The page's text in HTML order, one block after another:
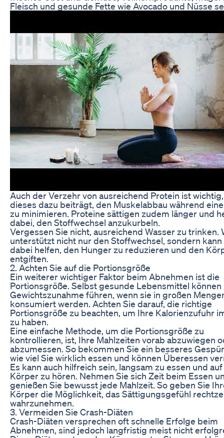
Fleisch und gesunde Fette wie Avocado und Nüsse
Auch der Verzehr von ausreichend Protein ist
dieses dazu beiträgt, den Muskelabbau während
zu minimieren. Proteine sättigen zudem länger und
dabei, den Stoffwechsel anzukurbeln.
Vergessen Sie nicht, ausreichend Wasser zu trinken.
unterstützt nicht nur den Stoffwechsel, sondern kann
dabei helfen, den Hunger zu reduzieren und den
entgiften.
2. Achten Sie auf die Portionsgröße
Ein weiterer wichtiger Faktor beim Abnehmen ist die
Portionsgröße. Selbst gesunde Lebensmittel können
Gewichtszunahme führen, wenn sie in großen
konsumiert werden. Achten Sie darauf, die richtige
Portionsgröße zu beachten, um Ihre Kalorienzufuhr
zu haben.
Eine einfache Methode, um die Portionsgröße zu
kontrollieren, ist, Ihre Mahlzeiten vorab abzuwiegen
abzumessen. So bekommen Sie ein besseres
wie viel Sie wirklich essen und können Überessen
Es kann auch hilfreich sein, langsam zu essen und
Körper zu hören. Nehmen Sie sich Zeit beim Essen
genießen Sie bewusst jede Mahlzeit. So geben Sie
Körper die Möglichkeit, das Sättigungsgefühl
wahrzunehmen.
3. Vermeiden Sie Crash-Diäten
Crash-Diäten versprechen oft schnelle Erfolge beim
Abnehmen, sind jedoch langfristig meist nicht